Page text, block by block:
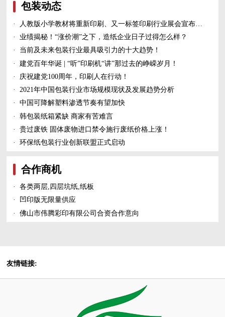
包装动态
·
人教版小学教材将重新印刷、又一标签印刷行业展会宣布延期、5家造纸及包装印刷富豪上榜新财富500富人榜......
·
业绩揭秘！“涨价潮”之下，造纸企业日子过得怎么样？
·
当前及未来包装行业最具吸引力的十大趋势！
·
建党百年华诞 | “听”印刷机“讲”那过去的峥嵘岁月！
·
庆祝建党100周年，印刷人在行动！
·
2021年中国包装行业市场规模现状及发展趋势分析
·
中国可降解塑料渗透节奏有望加快
·
韩包装纸箱紧缺 商家有苦难言
·
贵过废铁 固体废物进口禁令施行废纸价格上涨！
·
环保纸包装行业创新联盟正式启动
合作商机
·
各类两层,四层坑纸,纸板
·
凹印版无限量供应
·
佛山市伟腾彩印有限公司合资合作意向
友情链接: